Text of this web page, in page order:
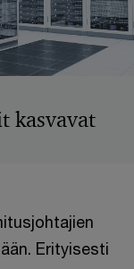
kasvavat
Erityisesti